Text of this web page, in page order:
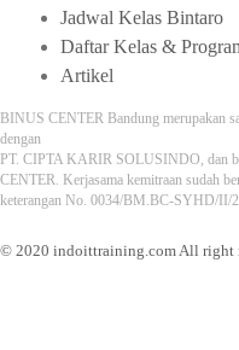
Jadwal Kelas Bintaro
Daftar Kelas &
Artikel
BINUS CENTER Bandung merupakan
dengan
PT. CIPTA KARIR SOLUSINDO, dan
CENTER. Kerjasama kemitraan sudah
keterangan No. 0034/BM.BC-SYHD/II/
© 2020 indoittraining.com All right